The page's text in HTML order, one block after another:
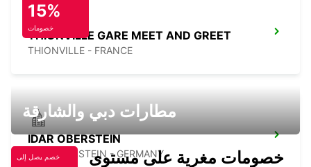
THIONVILLE GARE MEET AND GREET
THIONVILLE - FRANCE
IDAR OBERSTEIN
IDAR OBERSTEIN - GERMANY
15%
خصومات
مطارات دبي والشارقة
خصم يصل إلى
خصومات مغرية على مستوى